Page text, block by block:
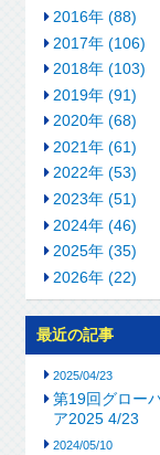
2016年 (88)
2017年 (106)
2018年 (103)
2019年 (91)
2020年 (68)
2021年 (61)
2022年 (53)
2023年 (51)
2024年 (46)
2025年 (35)
2026年 (22)
最近の記事
2025/04/23
第19回グロー
ア2025 4/23
2024/05/10